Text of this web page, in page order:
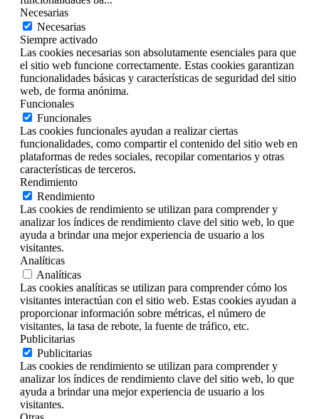
Necesarias
Necesarias
Siempre activado
Las cookies necesarias son absolutamente esenciales para que
el sitio web funcione correctamente. Estas cookies garantizan
funcionalidades básicas y características de seguridad del sitio
web, de forma anónima.
Funcionales
Funcionales
Las cookies funcionales ayudan a realizar ciertas
funcionalidades, como compartir el contenido del sitio web en
plataformas de redes sociales, recopilar comentarios y otras
características de terceros.
Rendimiento
Rendimiento
Las cookies de rendimiento se utilizan para comprender y
analizar los índices de rendimiento clave del sitio web, lo que
ayuda a brindar una mejor experiencia de usuario a los
visitantes.
Analíticas
Analíticas
Las cookies analíticas se utilizan para comprender cómo los
visitantes interactúan con el sitio web. Estas cookies ayudan a
proporcionar información sobre métricas, el número de
visitantes, la tasa de rebote, la fuente de tráfico, etc.
Publicitarias
Publicitarias
Las cookies de rendimiento se utilizan para comprender y
analizar los índices de rendimiento clave del sitio web, lo que
ayuda a brindar una mejor experiencia de usuario a los
visitantes.